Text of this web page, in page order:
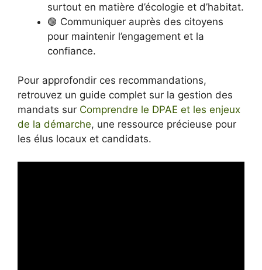
surtout en matière d’écologie et d’habitat.
🟢 Communiquer auprès des citoyens
pour maintenir l’engagement et la
confiance.
Pour approfondir ces recommandations,
retrouvez un guide complet sur la gestion des
mandats sur Comprendre le DPAE et les enjeux
de la démarche, une ressource précieuse pour
les élus locaux et candidats.